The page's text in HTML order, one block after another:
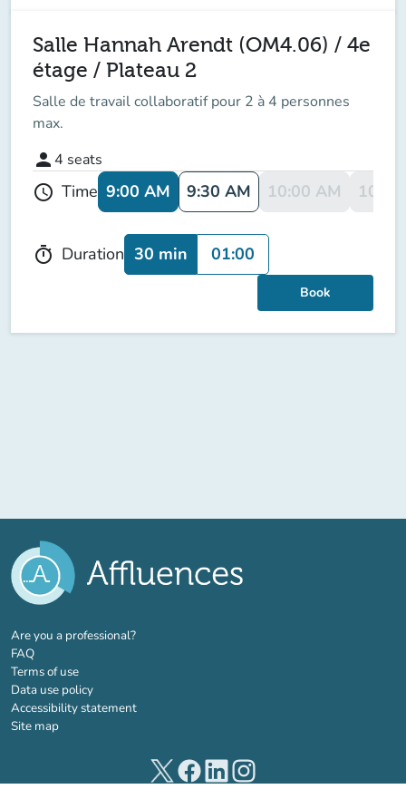
Salle Hannah Arendt (OM4.06) / 4e
étage / Plateau 2
Salle de travail collaboratif pour 2 à 4 personnes
max.
person 4 seats
schedule Time 9:00 AM 9:30 AM 10:00 AM
timer Duration 30 min 01:00
Book
Are you a professional?(new tab)
FAQ
Terms of use
Data use policy
Accessibility statement
Site map
(new tab)(new tab)(new tab)